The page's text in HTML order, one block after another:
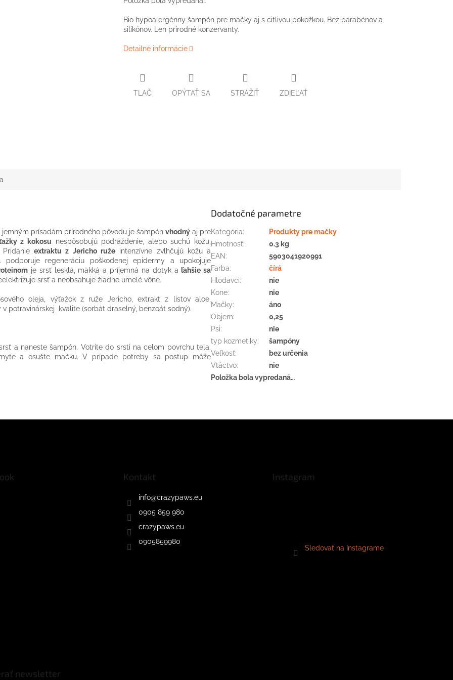
Bio hypoalergénny šampón pre mačky aj s citlivou pokožkou. Bez parabénov a
silikónov. Len prírodné konzervanty.
Detailné informácie
TLAČ OPÝTAŤ SA STRÁŽIŤ ZDIEĽAŤ
jemným prísadám prírodného pôvodu je šampónvhodný aj pre
z kokosu nespôsobujú podráždenie,
alebo suchú kožu,
Pridanieextraktu z Jericho ružeintenzívne zvlhčujú kožu a
podporuje regeneráciu poškodenej epidermy a upokojuje
je srsť lesklá, mäkká a príjemná na dotyk a ľahšie sa
srsť a neobsahuje žiadne umelé vône.
oleja, výťažok z ruže Jericho, extrakt z listov aloe,
potravinárskej kvalite (sorbát draselný, benzoát sodný).
a naneste šampón. Votrite do srsti na celom povrchu tela.
a osušte mačku. V prípade potreby sa postup môže
Dodatočné parametre
Kategória:
Produkty pre mačky
Hmotnosť:
0.3 kg
EAN:
5903041920991
Farba:
čírá
Hlodavci:
nie
Kone:
nie
Mačky:
áno
Objem:
0,25
Psi:
nie
typ kozmetiky:
šampóny
Veľkosť:
bez určenia
Vtáctvo:
nie
Položka bola vypredaná…
Kontakt
info@crazypaws.eu
0905 859 980
crazypaws.eu
0905859980
Instagram
Sledovať na Instagrame
newsletter